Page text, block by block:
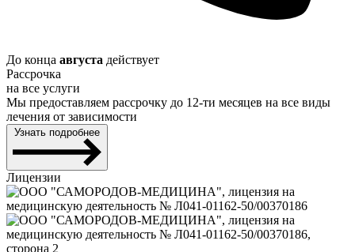
До конца августа действует
Рассрочка
на все услуги
Мы предоставляем рассрочку до 12-ти месяцев на все виды
лечения от зависимости
Узнать подробнее
Лицензии